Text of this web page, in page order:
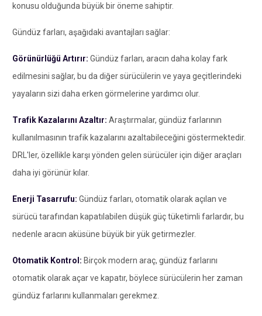
konusu olduğunda büyük bir öneme sahiptir.
Gündüz farları, aşağıdaki avantajları sağlar:
Görünürlüğü Artırır: Gündüz farları, aracın daha kolay fark
edilmesini sağlar, bu da diğer sürücülerin ve yaya geçitlerindeki
yayaların sizi daha erken görmelerine yardımcı olur.
Trafik Kazalarını Azaltır: Araştırmalar, gündüz farlarının
kullanılmasının trafik kazalarını azaltabileceğini göstermektedir.
DRL'ler, özellikle karşı yönden gelen sürücüler için diğer araçları
daha iyi görünür kılar.
Enerji Tasarrufu: Gündüz farları, otomatik olarak açılan ve
sürücü tarafından kapatılabilen düşük güç tüketimli farlardır, bu
nedenle aracın aküsüne büyük bir yük getirmezler.
Otomatik Kontrol: Birçok modern araç, gündüz farlarını
otomatik olarak açar ve kapatır, böylece sürücülerin her zaman
gündüz farlarını kullanmaları gerekmez.